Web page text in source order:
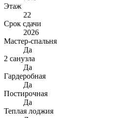
Этаж
22
Срок сдачи
2026
Мастер-спальня
Да
2 санузла
Да
Гардеробная
Да
Постирочная
Да
Теплая лоджия